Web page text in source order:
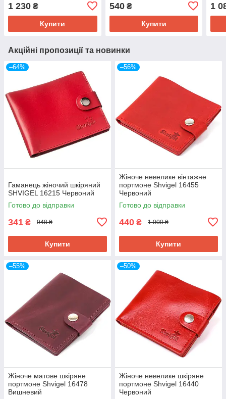
1 230 ₴
Купити
540₴
Купити
1
Акційні пропозиції та новинки
–64%
Гаманець жіночий шкіряний
SHVIGEL 16215 Червоний
Готово до відправки
341 ₴ 948 ₴
Купити
–56%
Жіноче невелике вінтажне
портмоне Shvigel 16455
Червоний
Готово до відправки
440 ₴ 1 000 ₴
Купити
–55%
Жіноче матове шкіряне
портмоне Shvigel 16478
Вишневий
–50%
Жіноче невелике шкіряне
портмоне Shvigel 16440
Червоний